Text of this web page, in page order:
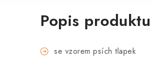
Popis produktu
se vzorem psích tlapek